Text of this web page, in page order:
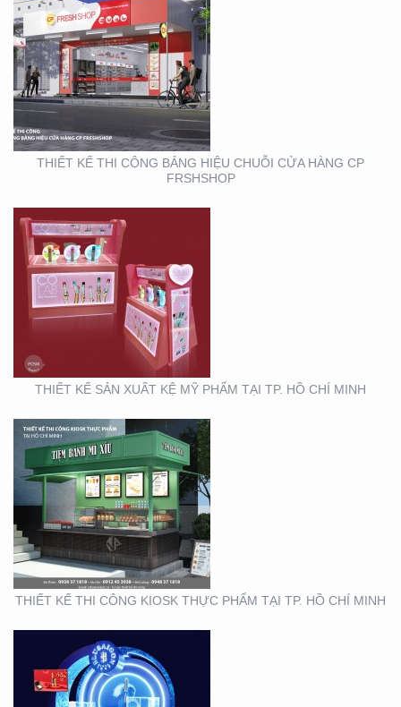
THIẾT KẾ THI CÔNG BẢNG HIỆU CHUỖI CỬA HÀNG CP
FRSHSHOP
THIẾT KẾ SẢN XUẤT KỆ
MỸ PHẨM TẠI TP. HỒ
CHÍ MINH
THIẾT KẾ SẢN XUẤT KỆ MỸ PHẨM TẠI TP. HỒ CHÍ MINH
THIẾT KẾ THI CÔNG
KIOSK THỰC PHẨM TẠI
TP. HỒ CHÍ MINH
THIẾT KẾ THI CÔNG KIOSK THỰC PHẨM TẠI TP. HỒ CHÍ MINH
THIẾT KẾ THI CÔNG
GIAN HÀNG BLU SÀI
GÒN
THIẾT KẾ NHẬN DIỆN